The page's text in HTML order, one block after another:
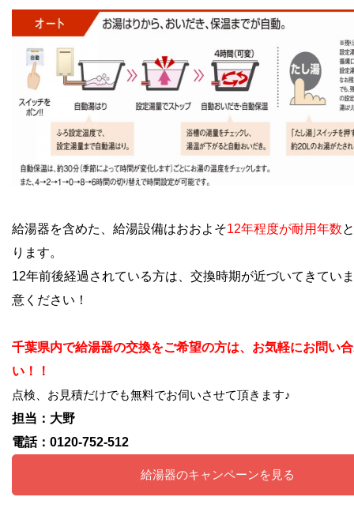
給湯器を含めた、給湯設備はおおよそ12年程度が耐用年数
ります。
12年前後経過されている方は、交換時期が近づいてきてい
意ください！
千葉県内で給湯器の交換をご希望の方は、お気軽にお問い
い！！
点検、お見積だけでも無料でお伺いさせて頂きます♪
担当：大野
電話：0120-752-512
給湯器のキャンペーンを見る